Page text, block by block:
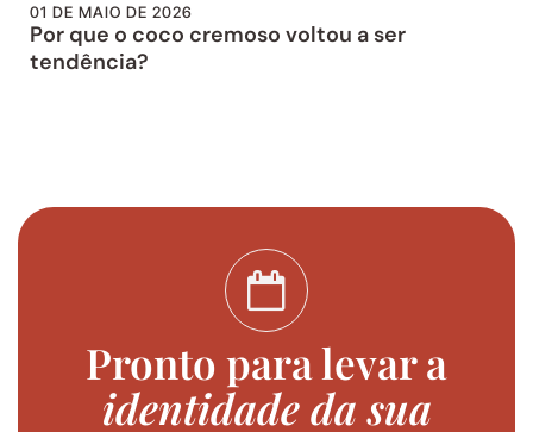
01 DE MAIO DE 2026
Por que o coco cremoso voltou a ser
tendência?
Pronto para levar a
identidade da sua